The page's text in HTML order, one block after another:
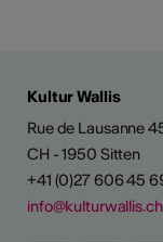
Kultur Wallis
Rue de Lausanne
CH - 1950 Sitten
+41 (0)27 606 45
info@kulturwallis.ch